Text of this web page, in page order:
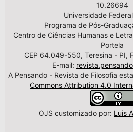
10.26694
Universidade
Programa de Pós-
Centro de Ciências Humanas e
Portela
CEP 64.049-550, Teresina - PI,
E-mail:
A Pensando - Revista de Filosofia
Commons Attribution 4.0
OJS customizado por: Luis